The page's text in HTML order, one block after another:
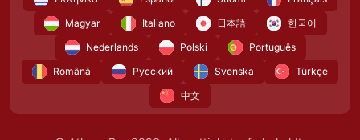
Magyar
Italiano 日本語
한국어
Nederlands
Polski
Português
Română
Русский Svenska
Türkçe
中文